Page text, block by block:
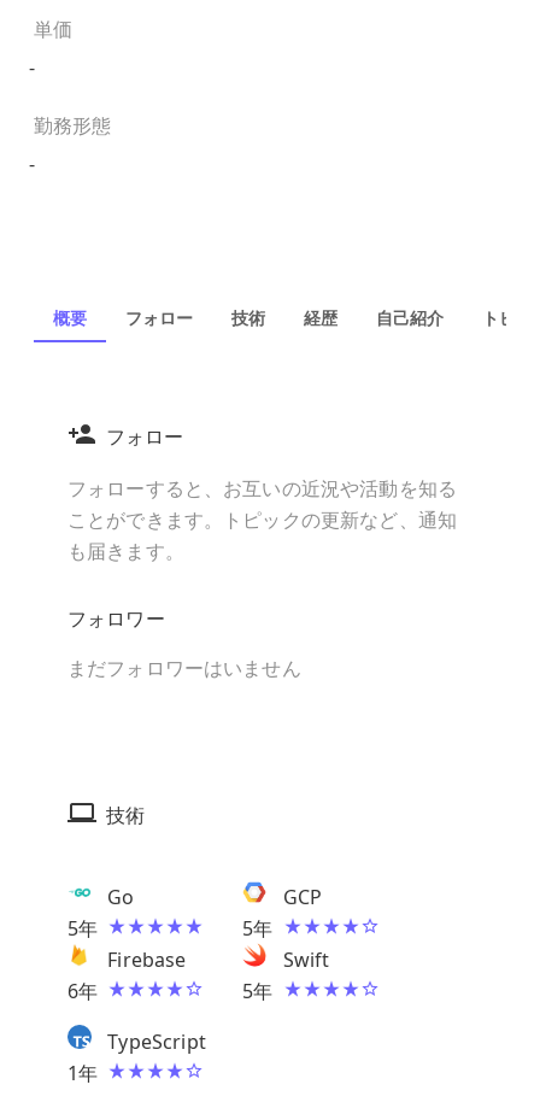
単価
-
勤務形態
-
概要 フォロー 技術 経歴 自己紹介 トピッ
フォロー
フォローすると、お互いの近況や活動を知る
ことができます。トピックの更新など、通知
も届きます。
フォロワー
まだフォロワーはいません
技術
5年
Go
5年
GCP
6年
Firebase
5年
Swift
1年
TypeScript